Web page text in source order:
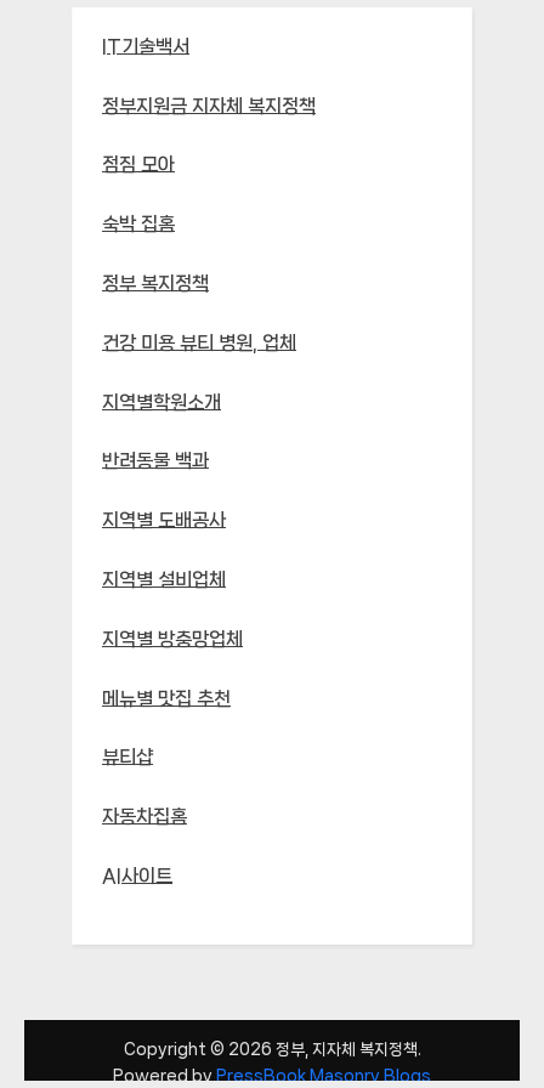
IT기술백서
정부지원금 지자체 복지정책
점짐 모아
숙박 집홈
정부 복지정책
건강 미용 뷰티 병원, 업체
지역별학원소개
반려동물 백과
지역별 도배공사
지역별 설비업체
지역별 방충망업체
메뉴별 맛집 추천
뷰티샵
자동차집홈
AI사이트
Copyright © 2026 정부, 지자체 복지정책.
Powered by PressBook Masonry Blogs